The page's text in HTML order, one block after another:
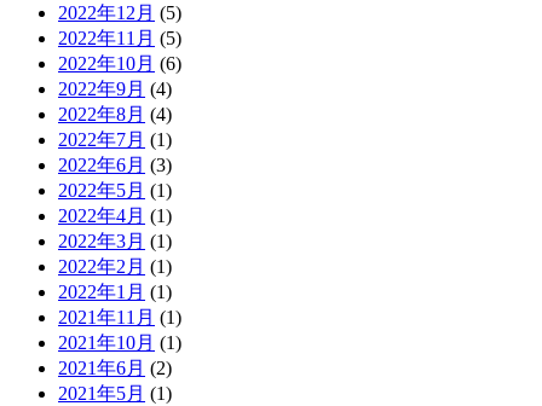
2022年12月 (5)
2022年11月 (5)
2022年10月 (6)
2022年9月 (4)
2022年8月 (4)
2022年7月 (1)
2022年6月 (3)
2022年5月 (1)
2022年4月 (1)
2022年3月 (1)
2022年2月 (1)
2022年1月 (1)
2021年11月 (1)
2021年10月 (1)
2021年6月 (2)
2021年5月 (1)